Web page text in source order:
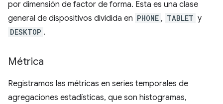
por dimensión de factor de forma. Esta es una clase
general de dispositivos dividida en PHONE , TABLET y
DESKTOP .
Métrica
Registramos las métricas en series temporales de
agregaciones estadísticas, que son histogramas,